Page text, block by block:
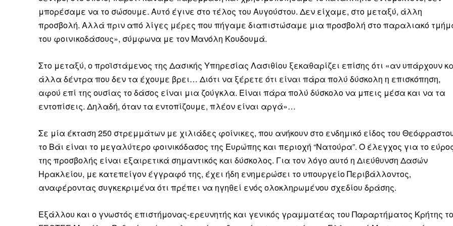
Αν βρίσκεσαι σε δύσκολη οικονομική κατάσταση, συνέχισε να μας διαβάζεις δωρεάν.
παραμένει προσβάσιμη για όλους.
Αν όμως μπορείς, στήριξέ μας σήμερα. Ορίστε δύο καλοί λόγοι για να το κάνεις:
Κοστίζει λιγότερο από έναν καφέ και η διαδικασία διαρκεί λιγότερο από 1 λεπτό.
Επίλεξε σήμερα να γίνεις συνδρομητής ή δωρητής.
Γίνε συνδρομητής
Σας ευχαριστούμε θερμά.
μπορέσαμε να το σώσουμε. Αυτό έγινε στο τέλος του Αυγούστου. Δεν είχαμε, στο μεταξύ, άλλη
προσβολή. Αλλά πριν από λίγες μέρες που πήγαμε διαπιστώσαμε μια προσβολή στο παραλιακό
του φοινικοδάσους», σύμφωνα με τον Μανόλη Κουδουμά.
Στο μεταξύ, ο προϊστάμενος της Δασικής Υπηρεσίας Λασιθίου ξεκαθαρίζει επίσης ότι «αν υπάρχουν
άλλα δέντρα που δεν τα έχουμε βρει… Διότι να ξέρετε ότι είναι πάρα πολύ δύσκολη η επισκόπηση,
αφού επί της ουσίας το δάσος είναι μια ζούγκλα. Είναι πάρα πολύ δύσκολο να μπεις μέσα και να τα
εντοπίσεις. Δηλαδή, όταν τα εντοπίζουμε, πλέον είναι αργά»…
Σε μία έκταση 250 στρεμμάτων με χιλιάδες φοίνικες, που ανήκουν στο ενδημικό είδος του
το Βάι είναι το μεγαλύτερο φοινικόδασος της Ευρώπης και περιοχή “Νατούρα”. Ο έλεγχος για το
της προσβολής είναι εξαιρετικά σημαντικός και δύσκολος. Για τον λόγο αυτό η Διεύθυνση Δασών
Ηρακλείου, με κατεπείγον έγγραφό της, έχει ήδη ενημερώσει το υπουργείο Περιβάλλοντος,
αναφέροντας συγκεκριμένα ότι πρέπει να ηγηθεί ενός ολοκληρωμένου σχεδίου δράσης.
Εξάλλου και ο γνωστός επιστήμονας-ερευνητής και γενικός γραμματέας του Παραρτήματος Κρήτης